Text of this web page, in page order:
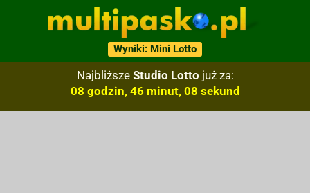
Wyniki: Mini Lotto
Najbliższe Studio Lotto już za:
08 godzin, 46 minut, 07 sekund